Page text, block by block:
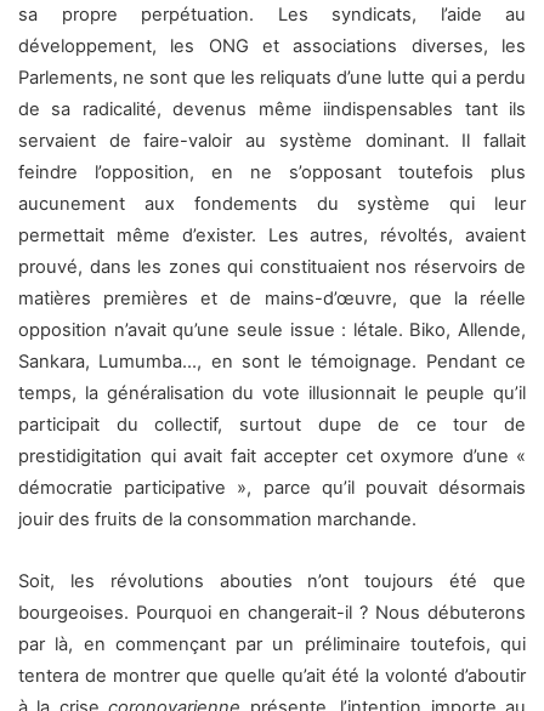
sa propre perpétuation. Les syndicats, l’aide au
développement, les ONG et associations diverses, les
Parlements, ne sont que les reliquats d’une lutte qui a perdu
de sa radicalité, devenus même iindispensables tant ils
servaient de faire-valoir au système dominant. Il fallait
feindre l’opposition, en ne s’opposant toutefois plus
aucunement aux fondements du système qui leur
permettait même d’exister. Les autres, révoltés, avaient
prouvé, dans les zones qui constituaient nos réservoirs de
matières premières et de mains-d’œuvre, que la réelle
opposition n’avait qu’une seule issue : létale. Biko, Allende,
Sankara, Lumumba…, en sont le témoignage. Pendant ce
temps, la généralisation du vote illusionnait le peuple qu’il
participait du collectif, surtout dupe de ce tour de
prestidigitation qui avait fait accepter cet oxymore d’une «
démocratie participative », parce qu’il pouvait désormais
jouir des fruits de la consommation marchande.
Soit, les révolutions abouties n’ont toujours été que
bourgeoises. Pourquoi en changerait-il ? Nous débuterons
par là, en commençant par un préliminaire toutefois, qui
tentera de montrer que quelle qu’ait été la volonté d’aboutir